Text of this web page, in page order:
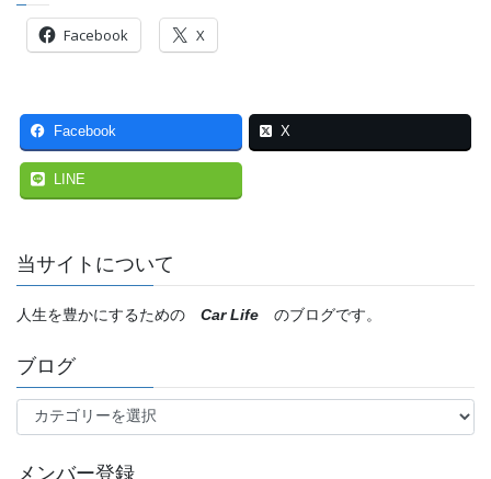
Facebook X
Facebook X
LINE
当サイトについて
人生を豊かにするための Car Life のブログです。
ブログ
ロ
メンバー登録